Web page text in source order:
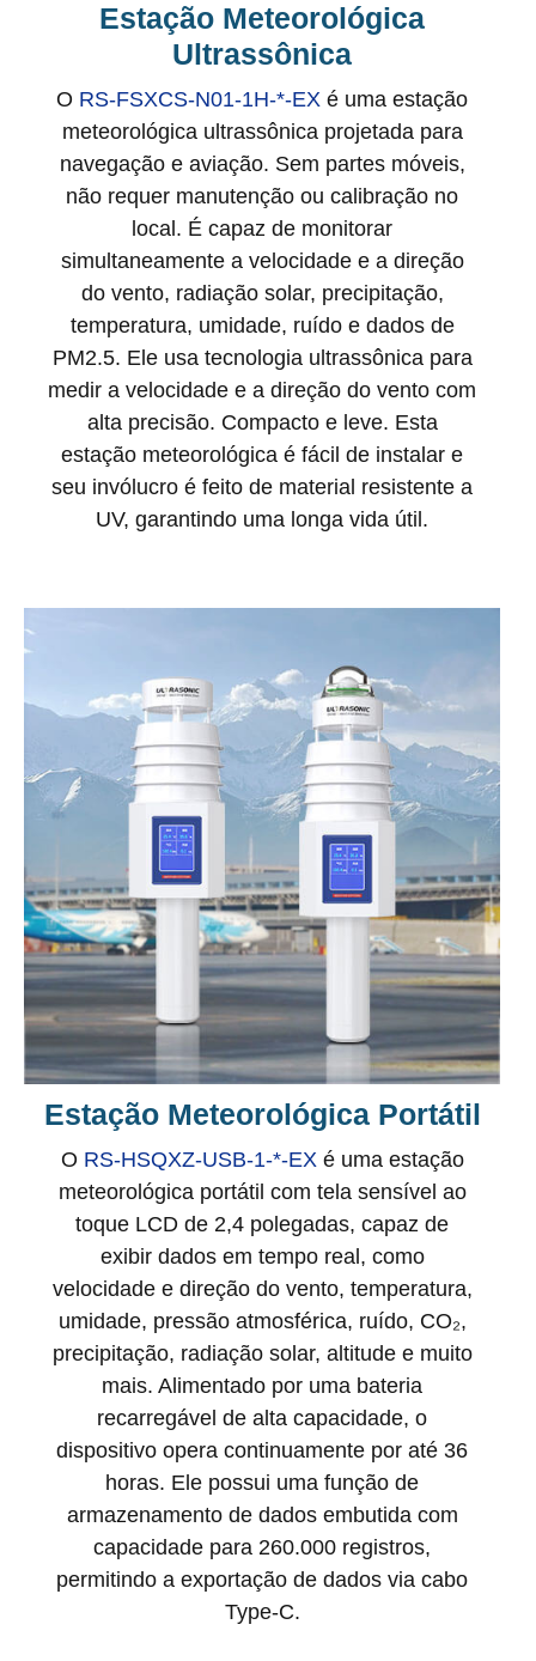
Estação Meteorológica
Ultrassônica
O RS-FSXCS-N01-1H-*-EX é uma estação
meteorológica ultrassônica projetada para
navegação e aviação. Sem partes móveis,
não requer manutenção ou calibração no
local. É capaz de monitorar
simultaneamente a velocidade e a direção
do vento, radiação solar, precipitação,
temperatura, umidade, ruído e dados de
PM2.5. Ele usa tecnologia ultrassônica para
medir a velocidade e a direção do vento com
alta precisão. Compacto e leve. Esta
estação meteorológica é fácil de instalar e
seu invólucro é feito de material resistente a
UV, garantindo uma longa vida útil.
Estação Meteorológica Portátil
O RS-HSQXZ-USB-1-*-EXé uma estação
meteorológica portátil com tela sensível ao
toque LCD de 2,4 polegadas, capaz de
exibir dados em tempo real, como
velocidade e direção do vento, temperatura,
umidade, pressão atmosférica, ruído, CO₂,
precipitação, radiação solar, altitude e muito
mais. Alimentado por uma bateria
recarregável de alta capacidade, o
dispositivo opera continuamente por até 36
horas. Ele possui uma função de
armazenamento de dados embutida com
capacidade para 260.000 registros,
permitindo a exportação de dados via cabo
Type-C.